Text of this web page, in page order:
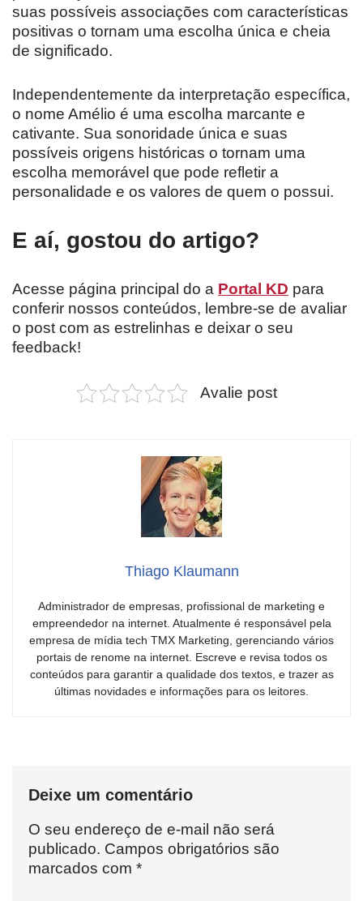
suas possíveis associações com características
positivas o tornam uma escolha única e cheia
de significado.
Independentemente da interpretação específica,
o nome Amélio é uma escolha marcante e
cativante. Sua sonoridade única e suas
possíveis origens históricas o tornam uma
escolha memorável que pode refletir a
personalidade e os valores de quem o possui.
E aí, gostou do artigo?
Acesse página principal do a Portal KD para
conferir nossos conteúdos, lembre-se de avaliar
o post com as estrelinhas e deixar o seu
feedback!
Avalie post
Thiago Klaumann
Administrador de empresas, profissional de marketing e
empreendedor na internet. Atualmente é responsável pela
empresa de mídia tech TMX Marketing, gerenciando vários
portais de renome na internet. Escreve e revisa todos os
conteúdos para garantir a qualidade dos textos, e trazer as
últimas novidades e informações para os leitores.
Deixe um comentário
O seu endereço de e-mail não será
publicado. Campos obrigatórios são
marcados com *